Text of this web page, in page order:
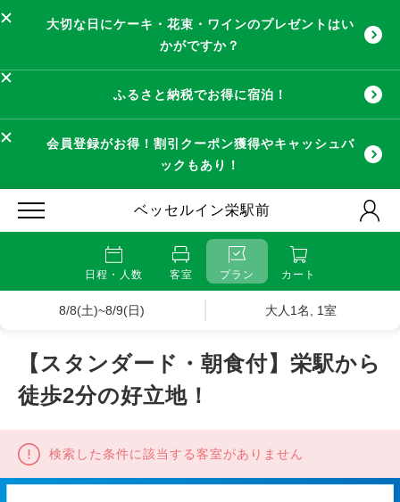
大切な日にケーキ・花束・ワインのプレゼントはい
かがですか？
ふるさと納税でお得に宿泊！
会員登録がお得！割引クーポン獲得やキャッシュバ
ックもあり！
ベッセルイン栄駅前
日程・人数 客室 プラン カート
8/8(土)~8/9(日) 大人1名, 1室
【スタンダード・朝食付】栄駅から
徒歩2分の好立地！
検索した条件に該当する客室がありません